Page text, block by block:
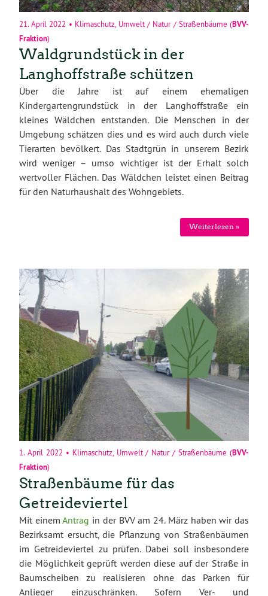
21. April 2022 • Klimaschutz, Umwelt / Natur / Straßenbäume (BVV-
Fraktion)
Waldgrundstück in der
Langhoffstraße schützen
Über die Jahre ist auf einem ehemaligen
Kindergartengrundstück in der Langhoffstraße ein
kleines Wäldchen entstanden. Die Menschen in der
Umgebung schätzen dies und es wird auch durch viele
Tierarten bevölkert. Das Stadtgrün in unserem Bezirk
wird weniger – umso wichtiger ist der Erhalt solch
wertvoller Flächen. Das Wäldchen leistet einen Beitrag
für den Naturhaushalt des Wohngebiets.
Weiterlesen »
1. April 2022 • Klimaschutz, Umwelt / Natur / Straßenbäume (BVV-
Fraktion)
Straßenbäume für das
Getreideviertel
Mit einemAntrag in der BVV am 24. März haben wir das
Bezirksamt ersucht, die Pflanzung von Straßenbäumen
im Getreideviertel zu prüfen. Dabei soll insbesondere
die Möglichkeit geprüft werden diese auf der Straße in
Baumscheiben zu realisieren ohne das Parken für
Anlieger einzuschränken. Sofern Ver- und